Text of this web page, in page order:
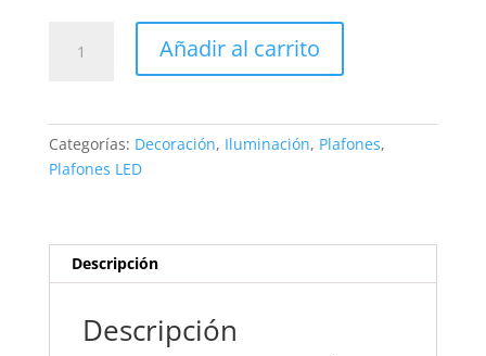
Añadir al carrito
Categorías: Decoración, Iluminación, Plafones,
Plafones LED
Descripción
Descripción